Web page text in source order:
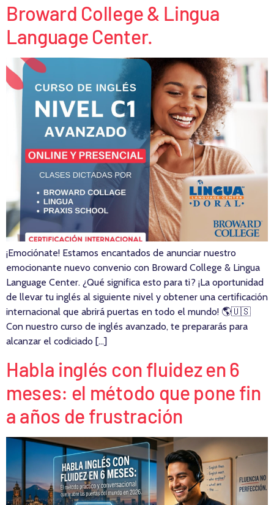
Broward College & Lingua
Language Center.
¡Emociónate! Estamos encantados de anunciar nuestro
emocionante nuevo convenio con Broward College & Lingua
Language Center. ¿Qué significa esto para ti? ¡La oportunidad
de llevar tu inglés al siguiente nivel y obtener una certificación
internacional que abrirá puertas en todo el mundo! 🌎🇺🇸
Con nuestro curso de inglés avanzado, te prepararás para
alcanzar el codiciado […]
Habla inglés con fluidez en 6
meses: el método que pone fin
a años de frustración